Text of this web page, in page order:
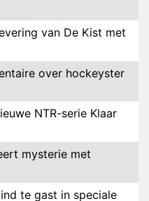
van De Kist met
over hockeyster
NTR-serie Klaar
mysterie met
te gast in speciale